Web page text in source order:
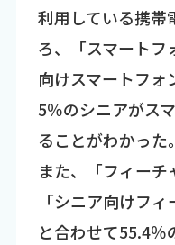
利用している携帯
ろ、「スマートフ
向けスマートフ
5％のシニアがス
ることがわかった。
また、「フィーチ
「シニア向けフ
と合わせて55.4％